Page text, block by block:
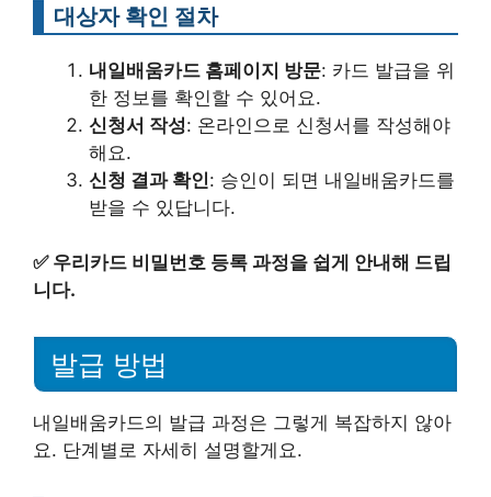
대상자 확인 절차
내일배움카드 홈페이지 방문: 카드 발급을 위
한 정보를 확인할 수 있어요.
신청서 작성: 온라인으로 신청서를 작성해야
해요.
신청 결과 확인: 승인이 되면 내일배움카드를
받을 수 있답니다.
✅ 우리카드 비밀번호 등록 과정을 쉽게 안내해 드립
니다.
발급 방법
내일배움카드의 발급 과정은 그렇게 복잡하지 않아
요. 단계별로 자세히 설명할게요.